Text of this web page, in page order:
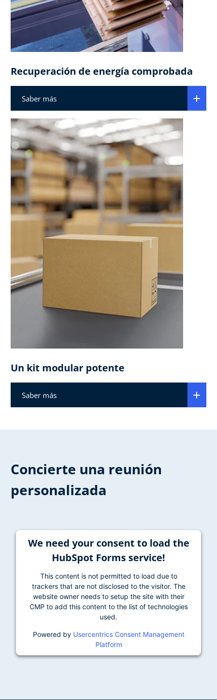
Recuperación de energía comprobada
Saber más
Un kit modular potente
Saber más
Concierte una reunión
personalizada
We need your consent to load the
HubSpot Forms service!
This content is not permitted to load due to
trackers that are not disclosed to the visitor. The
website owner needs to setup the site with their
CMP to add this content to the list of technologies
used.
Powered by Usercentrics Consent Management
Platform